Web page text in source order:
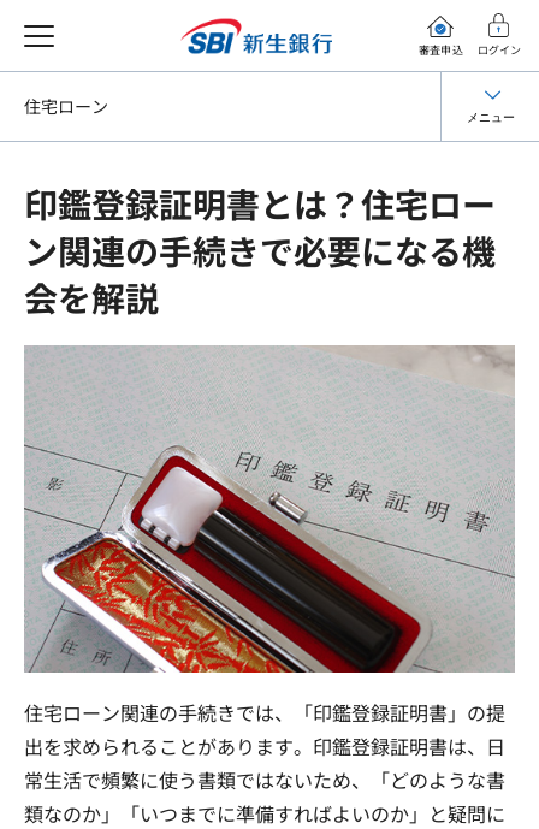
審査申込 ログイン
印鑑登録証明書とは？住宅ロー
ン関連の手続きで必要になる機
会を解説
住宅ローン関連の手続きでは、「印鑑登録証明書」の提
出を求められることがあります。印鑑登録証明書は、日
常生活で頻繁に使う書類ではないため、「どのような書
類なのか」「いつまでに準備すればよいのか」と疑問に
住宅ローン メニュー